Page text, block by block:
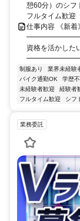
憩60分）のシフ
フルタイム歓迎
仕事内容 《新着
資格を活かした
制服あり 業界未経験
バイク通勤OK
学歴
未経験者歓迎
経験者
フルタイム歓迎
シフ
業務委託